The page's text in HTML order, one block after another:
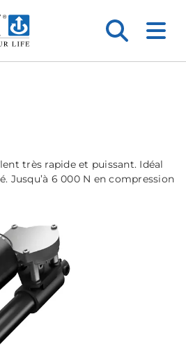
très rapide et puissant. Idéal
Jusqu’à 6 000 N en compression